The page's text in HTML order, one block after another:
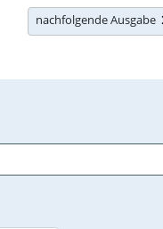
nachfolgende Ausgabe